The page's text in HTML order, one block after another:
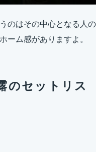
のはその中心となる人の
ーム感がありますよ。
のセットリス